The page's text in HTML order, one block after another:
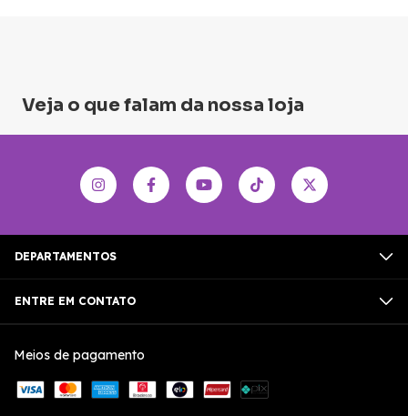
Veja o que falam da nossa loja
DEPARTAMENTOS
ENTRE EM CONTATO
Meios de pagamento